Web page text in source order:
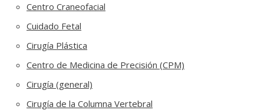
Centro Craneofacial
Cuidado Fetal
Cirugía Plástica
Centro de Medicina de Precisión (CPM)
Cirugía (general)
Cirugía de la Columna Vertebral